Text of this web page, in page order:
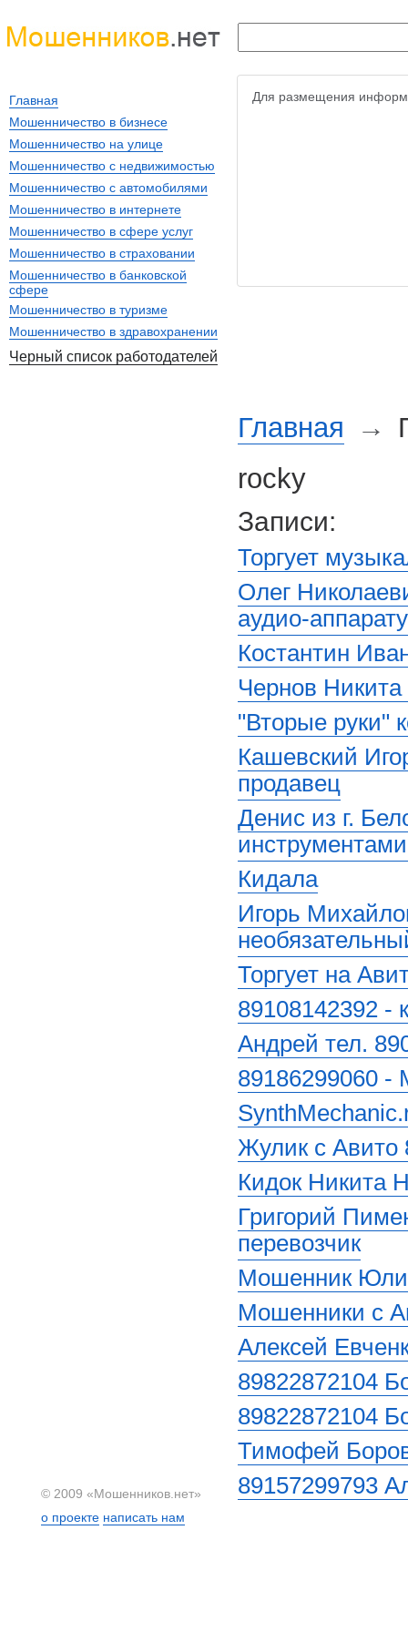
Для размещения
Главная →
rocky
Записи:
Торгует
Олег
аудио-
Костантин
Чернов
"Вторые руки"
Кашевский
продавец
Денис из г.
Кидала
Игорь
Торгует на
89108142392 -
Андрей тел.
89186299060 -
Жулик с Авито
Кидок Никита
Григорий
перевозчик
Мошенник
Мошенники с
Алексей
89822872104
89822872104
Тимофей
89157299793
Главная
Мошенничество в бизнесе
Мошенничество на улице
Мошенничество с недвижимостью
Мошенничество с автомобилями
Мошенничество в интернете
Мошенничество в сфере услуг
Мошенничество в страховании
Мошенничество в банковской
сфере
Мошенничество в туризме
Мошенничество в здравохранении
Черный список работодателей
© 2009 «Мошенников.нет»
о проекте написать нам